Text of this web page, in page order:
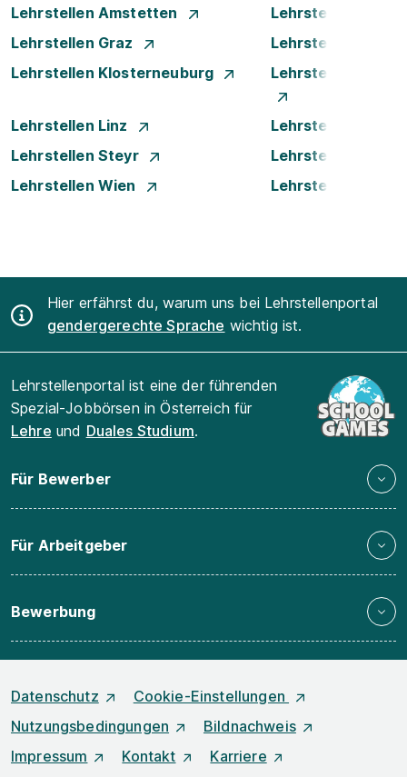
Lehrstellen Amstetten
Lehrstellen
Lehrstellen Graz
Lehrstellen
Lehrstellen Klosterneuburg
Lehrstellen
Lehrstellen Linz
Lehrstellen
Lehrstellen Steyr
Lehrstellen Traun
Lehrstellen Wien
Lehrstellen
Hier erfährst du, warum uns bei Lehrstellenportal
gendergerechte Sprache wichtig ist.
Lehrstellenportal ist eine der führenden
Spezial-Jobbörsen in Österreich für
Lehre und Duales Studium.
Für Bewerber
Für Arbeitgeber
Bewerbung
Datenschutz
Cookie-Einstellungen
Nutzungsbedingungen
Bildnachweis
Impressum
Kontakt Karriere